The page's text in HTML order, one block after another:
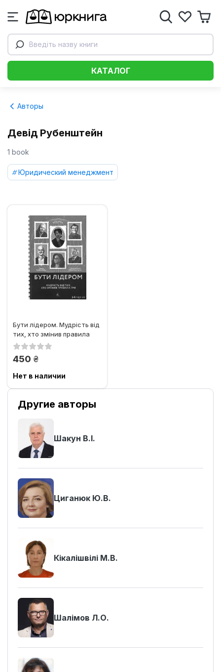
Введіть назву книги
КАТАЛОГ
Авторы
Девід Рубенштейн
1 book
Юридический менеджмент
Бути лідером. Мудрість від
тих, хто змінив правила
гри
450 грн.
Нет в наличии
Другие авторы
Шакун В.І.
Циганюк Ю.В.
Кікалішвілі М.В.
Шалімов Л.О.